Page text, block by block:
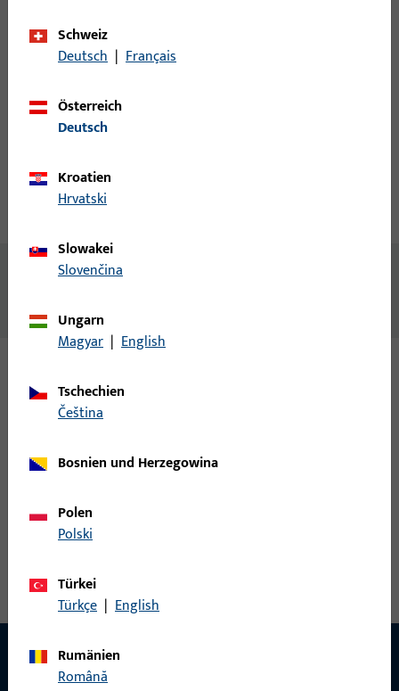
Login
Inhalt
Varianten
Schweiz
Deutsch | Français
Österreich
Deutsch
Kroatien
Hrvatski
Slowakei
Slovenčina
Ungarn
Magyar | English
Tschechien
čeština
Bosnien und Herzegowina
Polen
Polski
Türkei
Türkçe | English
Rumänien
Română